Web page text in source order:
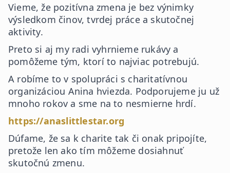
Vieme, že pozitívna zmena je bez výnimky
výsledkom činov, tvrdej práce a skutočnej
aktivity.
Preto si aj my radi vyhrnieme rukávy a
pomôžeme tým, ktorí to najviac potrebujú.
A robíme to v spolupráci s charitatívnou
organizáciou Anina hviezda. Podporujeme ju už
mnoho rokov a sme na to nesmierne hrdí.
https://anaslittlestar.org
Dúfame, že sa k charite tak či onak pripojíte,
pretože len ako tím môžeme dosiahnuť
skutočnú zmenu.